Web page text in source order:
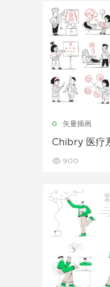
矢量插画
Chibry 医疗
900